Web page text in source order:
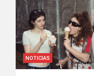
NOTICIAS